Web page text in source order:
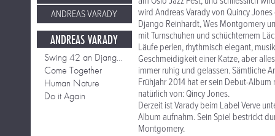
ANDREAS VARADY
ANDREAS VARADY
Swing 42 an Django Reinhardt
Come Together
Human Nature
Do it Again
wird Andreas Varady von Quincy
Django Reinhardt, Wes Montgomery
mit Turnschuhen und schüchternem
Läufe perlen, rhythmisch elegant,
Geschmeidigkeit einer Katze, aber
immer ruhig und gelassen. Sämtliche
Frühjahr 2014 hat er sein Debut-
natürlich von: Qincy Jones.
Derzeit ist Varady beim Label Verve
Album aufnahm. Sein Spiel bestrickt
Montgomery.